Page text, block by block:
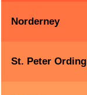
Norderney
St. Peter Ording